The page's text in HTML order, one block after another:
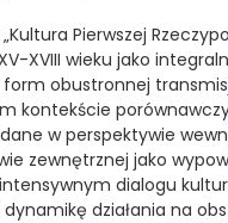
Pierwszej
XVIII wieku jako
obustronnej
kontekście
w perspektywie
zewnętrznej jako
dialogu
działania na